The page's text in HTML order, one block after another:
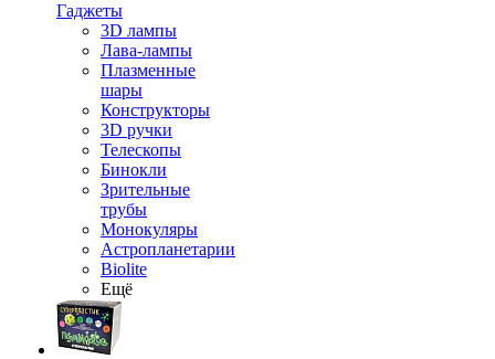
Гаджеты
3D лампы
Лава-лампы
Плазменные
шары
Конструкторы
3D ручки
Телескопы
Бинокли
Зрительные
трубы
Монокуляры
Астропланетарии
Biolite
Ещё